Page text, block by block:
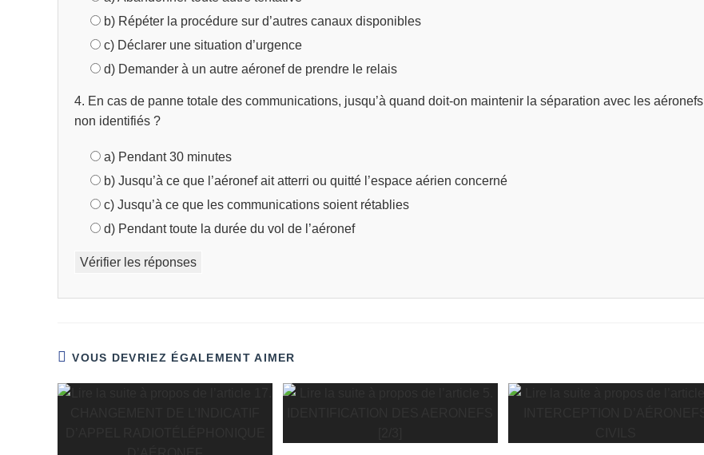
b) Répéter la procédure sur d’autres canaux disponibles
c) Déclarer une situation d’urgence
d) Demander à un autre aéronef de prendre le relais
4. En cas de panne totale des communications, jusqu’à quand doit-on maintenir la séparation avec les aéronefs
non identifiés ?
a) Pendant 30 minutes
b) Jusqu’à ce que l’aéronef ait atterri ou quitté l’espace aérien concerné
c) Jusqu’à ce que les communications soient rétablies
d) Pendant toute la durée du vol de l’aéronef
Vérifier les réponses
VOUS DEVRIEZ ÉGALEMENT AIMER